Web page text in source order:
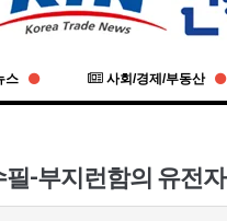
스 사회/경제/부동산
필-부지런함의 유전자